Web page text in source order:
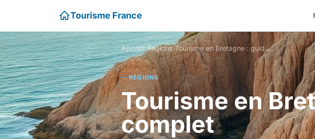
Tourisme France
Accueil›Régions› Tourisme en Bretagne : guide complet
RÉGIONS
Tourisme en
complet